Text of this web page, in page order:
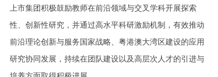
上市集团积极鼓励教师在前沿领域与交叉学科开展探索
性、创新性研究，并通过高水平科研激励机制，有效推动
前沿理论创新与服务国家战略、粤港澳大湾区建设的应用
研究协同发展，持续在团队建设以及高层次人才的引进与